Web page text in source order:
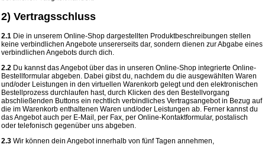
2) Vertragsschluss
2.1 Die in unserem Online-Shop dargestellten Produktbeschreibungen stellen
keine verbindlichen Angebote unsererseits dar, sondern dienen zur Abgabe eines
verbindlichen Angebots durch dich.
2.2 Du kannst das Angebot über das in unseren Online-Shop integrierte Online-
Bestellformular abgeben. Dabei gibst du, nachdem du die ausgewählten Waren
und/oder Leistungen in den virtuellen Warenkorb gelegt und den elektronischen
Bestellprozess durchlaufen hast, durch Klicken des den Bestellvorgang
abschließenden Buttons ein rechtlich verbindliches Vertragsangebot in Bezug auf
die im Warenkorb enthaltenen Waren und/oder Leistungen ab. Ferner kannst du
das Angebot auch per E-Mail, per Fax, per Online-Kontaktformular, postalisch
oder telefonisch gegenüber uns abgeben.
2.3 Wir können dein Angebot innerhalb von fünf Tagen annehmen,